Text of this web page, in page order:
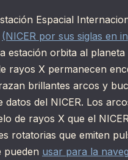
Espacial
(NICER por sus siglas en
estación orbita al
rayos X permanecen
brillantes arcos y
del NICER. Los
de rayos X que el
rotatorias que emiten
pueden usar para la